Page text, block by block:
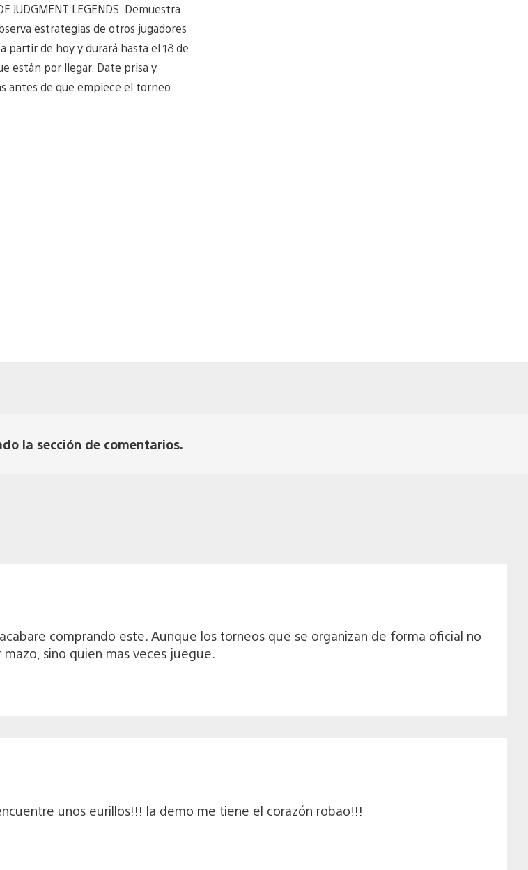
LEGENDS. Demuestra
estrategias de otros jugadores
de hoy y durará hasta el 18 de
están por llegar. Date prisa y
antes de que empiece el torneo.
la sección de comentarios.
comprando este. Aunque los torneos que se organizan de forma oficial no
sino quien mas veces juegue.
unos eurillos!!! la demo me tiene el corazón robao!!!